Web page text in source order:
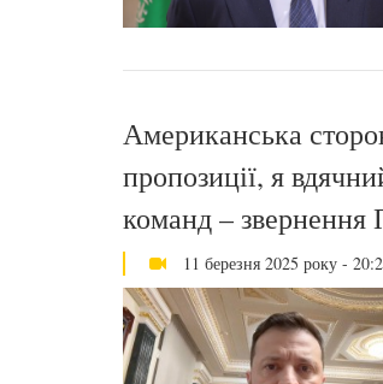
Американська
пропозиції, я
команд – звернення
11 березня 2025 року -